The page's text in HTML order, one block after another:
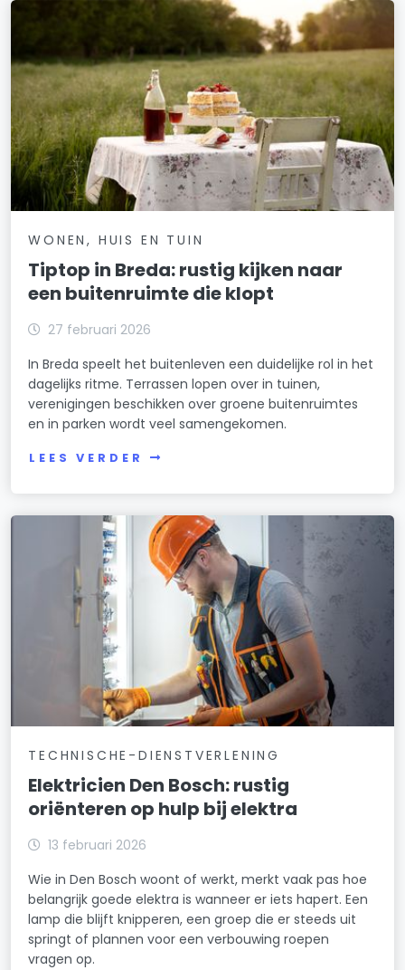
WONEN, HUIS EN TUIN
Tiptop in Breda: rustig kijken naar
een buitenruimte die klopt
27 februari 2026
In Breda speelt het buitenleven een duidelijke rol in het
dagelijks ritme. Terrassen lopen over in tuinen,
verenigingen beschikken over groene buitenruimtes
en in parken wordt veel samengekomen.
LEES VERDER
TECHNISCHE-DIENSTVERLENING
Elektricien Den Bosch: rustig
oriënteren op hulp bij elektra
13 februari 2026
Wie in Den Bosch woont of werkt, merkt vaak pas hoe
belangrijk goede elektra is wanneer er iets hapert. Een
lamp die blijft knipperen, een groep die er steeds uit
springt of plannen voor een verbouwing roepen
vragen op.